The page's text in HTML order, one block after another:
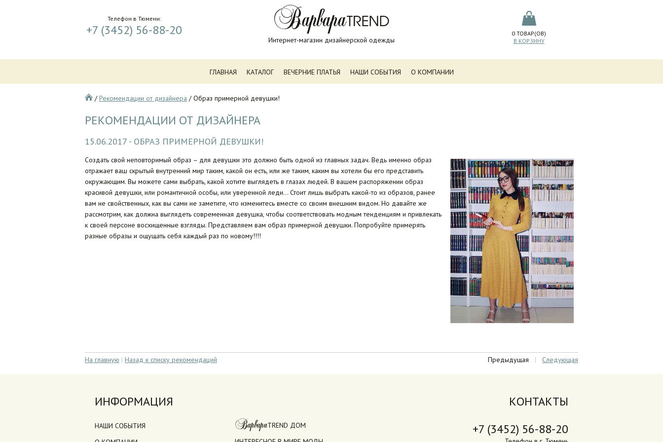
Интернет-магазин дизайнерской одежды
Телефон в Тюмени:
+7 (3452) 56-88-20 0 ТОВАР(ОВ)
В КОРЗИНУ
ГЛАВНАЯ КАТАЛОГ ВЕЧЕРНИЕ ПЛАТЬЯ НАШИ СОБЫТИЯ О КОМПАНИИ
/Рекомендации от дизайнера /Образ примерной девушки!
РЕКОМЕНДАЦИИ ОТ ДИЗАЙНЕРА
15.06.2017 - ОБРАЗ ПРИМЕРНОЙ ДЕВУШКИ!
Создать свой неповторимый образ – для девушки это должно быть одной из главных задач. Ведь именно образ
отражает ваш скрытый внутренний мир таким, какой он есть, или же таким, каким вы хотели бы его представить
окружающим. Вы можете сами выбрать, какой хотите выглядеть в глазах людей. В вашем распоряжении образ
красивой девушки, или романтичной особы, или уверенной леди… Стоит лишь выбрать какой-то из образов, ранее
вам не свойственных, как вы сами не заметите, что изменитесь вместе со своим внешним видом. Но давайте же
рассмотрим, как должна выглядеть современная девушка, чтобы соответствовать модным тенденциям и привлекать
к своей персоне восхищенные взгляды. Представляем вам образ примерной девушки. Попробуйте примерять
разные образы и ощущать себя каждый раз по новому!!!!
На главную | Назад к списку рекомендаций Предыдущая | Следующая
ИНФОРМАЦИЯ
НАШИ СОБЫТИЯ
ВарвараTREND ДОМ
КОНТАКТЫ
+7 (3452) 56-88-20